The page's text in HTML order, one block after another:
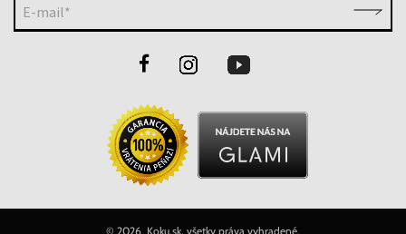
E-mail*
© 2026 Koku.sk, všetky práva vyhradené.